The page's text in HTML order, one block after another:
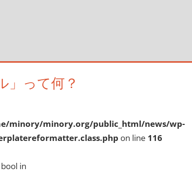
」って何？
minory/minory.org/public_html/news/wp-
on line 116
in